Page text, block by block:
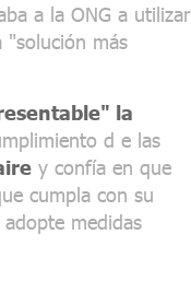
a la ONG a utilizar
"solución más
la
d e las
y confía en que
cumpla con su
medidas